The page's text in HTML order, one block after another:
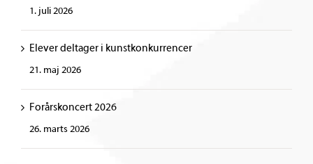
1. juli 2026
Elever deltager i kunstkonkurrencer
21. maj 2026
Forårskoncert 2026
26. marts 2026